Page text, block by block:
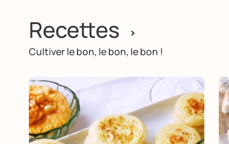
Recettes >
Cultiver le bon, le bon, le bon !